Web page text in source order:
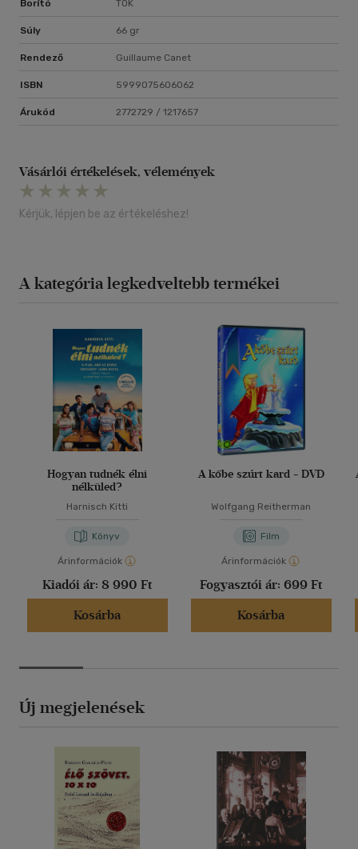
Borító TOK
Súly 66 gr
Rendező Guillaume Canet
ISBN 5999075606062
Árukód 2772729 / 1217657
Vásárlói értékelések, vélemények
Kérjük, lépjen be az értékeléshez!
A kategória legkedveltebb termékei
Hogyan tudnék élni
nélküled?
Harnisch Kitti
Könyv
Árinformációk
Kiadói ár: 8 990 Ft
Kosárba
A kőbe szúrt kard - DVD
Wolfgang Reitherman
Film
Árinformációk
Fogyasztói ár: 699 Ft
Kosárba
Új megjelenések